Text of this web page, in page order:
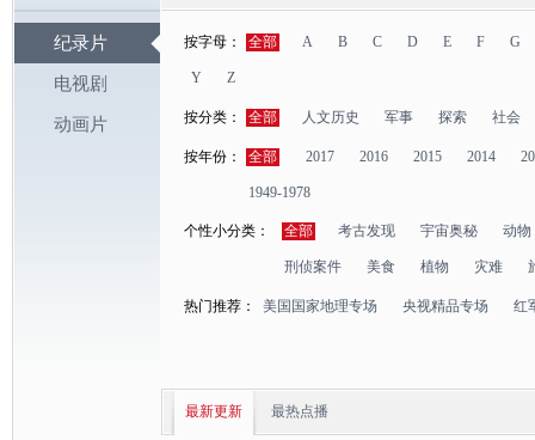
纪录片
电视剧
动画片
按字母： 全部 A B C D E F G
Y Z
按分类： 全部 人文历史 军事 探索 社会
按年份： 全部 2017 2016 2015 2014
1949-1978
个性小分类： 全部 考古发现 宇宙奥秘 动物
刑侦案件 美食 植物 灾难
热门推荐： 美国国家地理专场 央视精品专场 红
最新更新 最热点播